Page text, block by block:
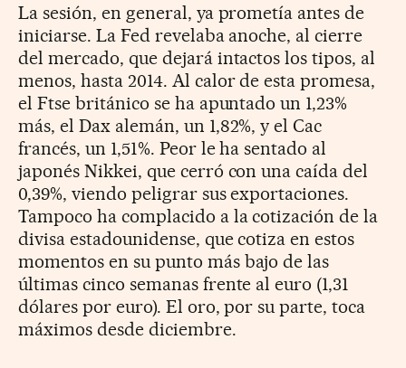
La sesión, en general, ya prometía antes de
iniciarse. La Fed revelaba anoche, al cierre
del mercado, que dejará intactos los tipos, al
menos, hasta 2014. Al calor de esta promesa,
el Ftse británico se ha apuntado un 1,23%
más, el Dax alemán, un 1,82%, y el Cac
francés, un 1,51%. Peor le ha sentado al
japonés Nikkei, que cerró con una caída del
0,39%, viendo peligrar sus exportaciones.
Tampoco ha complacido a la cotización de la
divisa estadounidense, que cotiza en estos
momentos en su punto más bajo de las
últimas cinco semanas frente al euro (1,31
dólares por euro). El oro, por su parte, toca
máximos desde diciembre.